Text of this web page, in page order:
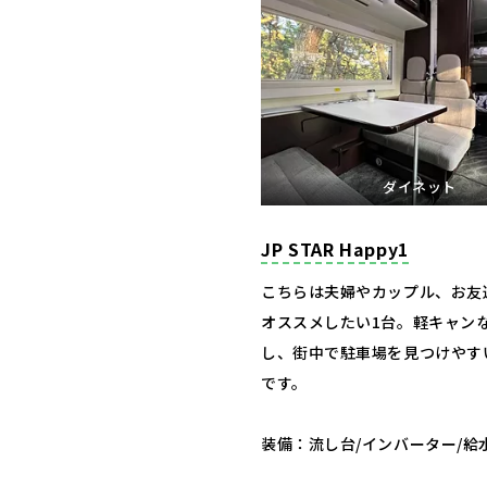
ダイネット
JP STAR Happy1
こちらは夫婦やカップル、お
オススメしたい1台。軽キャン
し、街中で駐車場を見つけや
です。
装備：流し台/インバーター/